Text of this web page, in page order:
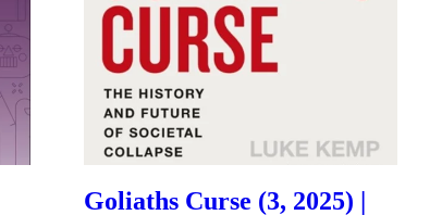
Goliaths Curse (3, 2025) |